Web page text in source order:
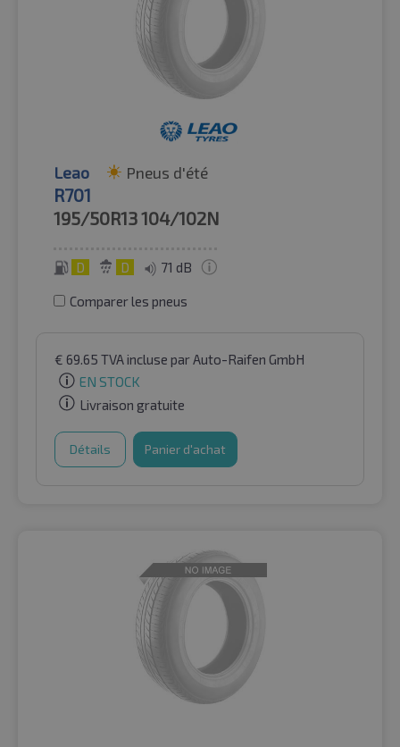
Leao Pneus d'été
R701
195/50R13104/102N
D D 71 dB
Comparer les pneus
€ 69.65 TVA incluse par Auto-Raifen GmbH
EN STOCK
Livraison gratuite
Détails Panier d'achat